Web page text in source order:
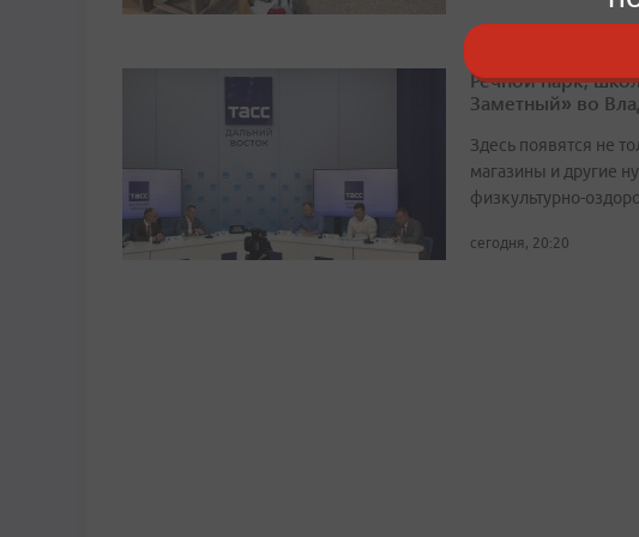
Речной парк,
Заметный» во
Здесь появятся не
магазины и другие
физкультурно-
сегодня, 20:20